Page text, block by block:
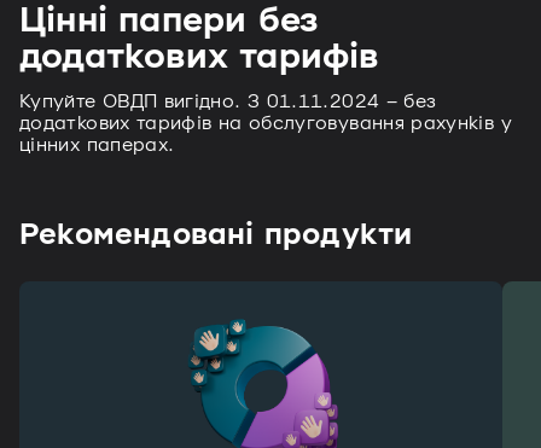
Цінні папери без
додаткових тарифів
Купуйте ОВДП вигідно. З 01.11.2024 – без
додаткових тарифів на обслуговування рахунків у
цінних паперах.
Рекомендовані продукти